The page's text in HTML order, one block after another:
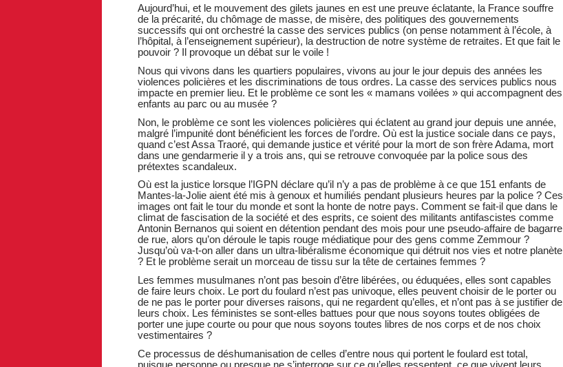
Aujourd’hui, et le mouvement des gilets jaunes en est une preuve éclatante, la France souffre
de la précarité, du chômage de masse, de misère, des politiques des gouvernements
successifs qui ont orchestré la casse des services publics (on pense notamment à l’école, à
l’hôpital, à l’enseignement supérieur), la destruction de notre système de retraites. Et que fait le
pouvoir ? Il provoque un débat sur le voile !
Nous qui vivons dans les quartiers populaires, vivons au jour le jour depuis des années les
violences policières et les discriminations de tous ordres. La casse des services publics nous
impacte en premier lieu. Et le problème ce sont les « mamans voilées » qui accompagnent des
enfants au parc ou au musée ?
Non, le problème ce sont les violences policières qui éclatent au grand jour depuis une année,
malgré l’impunité dont bénéficient les forces de l’ordre. Où est la justice sociale dans ce pays,
quand c’est Assa Traoré, qui demande justice et vérité pour la mort de son frère Adama, mort
dans une gendarmerie il y a trois ans, qui se retrouve convoquée par la police sous des
prétextes scandaleux.
Où est la justice lorsque l’IGPN déclare qu’il n’y a pas de problème à ce que 151 enfants de
Mantes-la-Jolie aient été mis à genoux et humiliés pendant plusieurs heures par la police ? Ces
images ont fait le tour du monde et sont la honte de notre pays. Comment se fait-il que dans le
climat de fascisation de la société et des esprits, ce soient des militants antifascistes comme
Antonin Bernanos qui soient en détention pendant des mois pour une pseudo-affaire de bagarre
de rue, alors qu’on déroule le tapis rouge médiatique pour des gens comme Zemmour ?
Jusqu’où va-t-on aller dans un ultra-libéralisme économique qui détruit nos vies et notre planète
? Et le problème serait un morceau de tissu sur la tête de certaines femmes ?
Les femmes musulmanes n’ont pas besoin d’être libérées, ou éduquées, elles sont capables
de faire leurs choix. Le port du foulard n’est pas univoque, elles peuvent choisir de le porter ou
de ne pas le porter pour diverses raisons, qui ne regardent qu’elles, et n’ont pas à se justifier de
leurs choix. Les féministes se sont-elles battues pour que nous soyons toutes obligées de
porter une jupe courte ou pour que nous soyons toutes libres de nos corps et de nos choix
vestimentaires ?
Ce processus de déshumanisation de celles d’entre nous qui portent le foulard est total,
puisque personne ou presque ne s’interroge sur ce qu’elles ressentent, ce que vivent leurs